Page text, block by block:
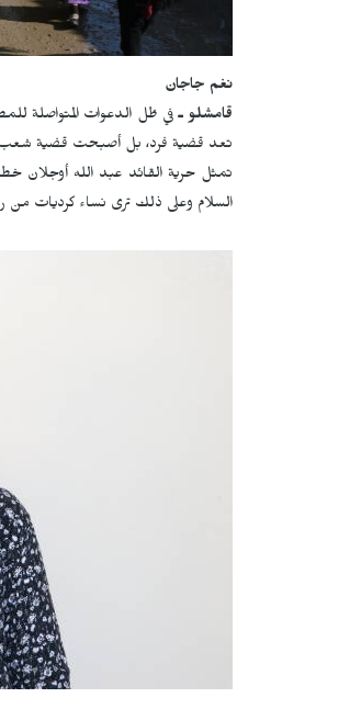
نغم جاجان
قامشلو ـفي ظل الدعوات المتواصلة
تعد قضية فرد، بل أصبحت قضية شعب
تمثل حرية القائد عبد الله أوجلان
السلام وعلى ذلك ترى نساء كرديات من